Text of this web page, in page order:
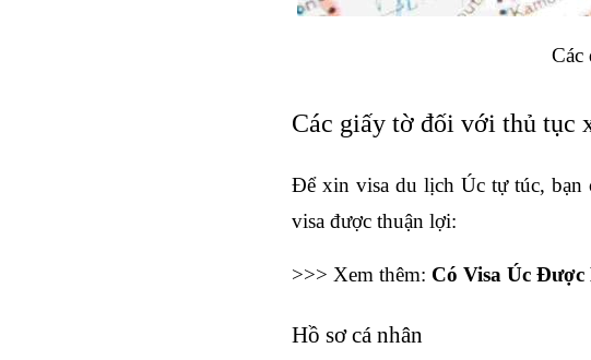
Các
Các giấy tờ đối với thủ tục
Để xin visa du lịch Úc tự túc, bạn
visa được thuận lợi:
>>> Xem thêm: Có Visa Úc
Hồ sơ cá nhân